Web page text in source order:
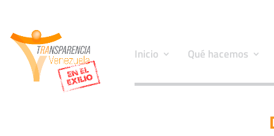
Inicio Qué hacemos